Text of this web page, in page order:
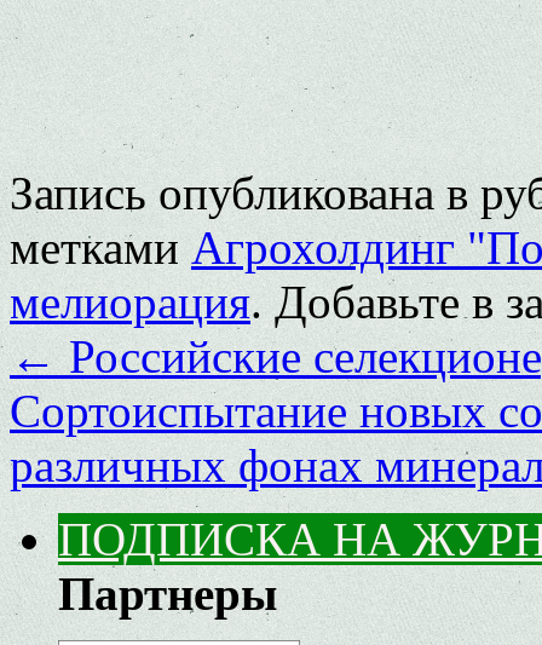
Запись опубликована в
меткамиАгрохолдинг
мелиорация. Добавьте в
←Российские
Сортоиспытание новых
различных фонах
ПОДПИСКА НА
Партнеры